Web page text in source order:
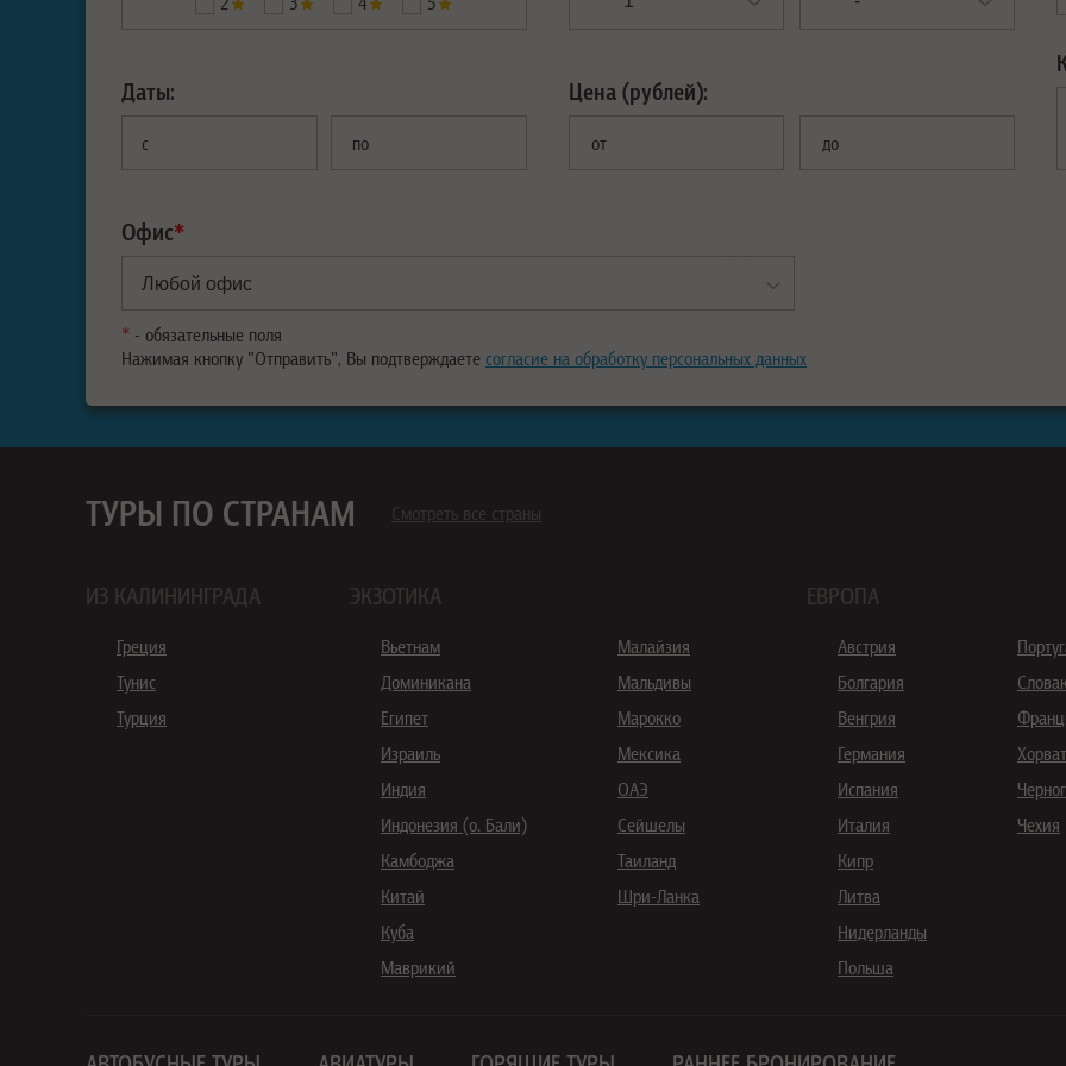
Даты:
с по
Цена (рублей):
от до
Офис*
* - обязательные поля
Нажимая кнопку "Отправить", Вы подтверждаете согласие на обработку персональных данных
ТУРЫ ПО СТРАНАМ Смотреть все страны
ИЗ КАЛИНИНГРАДА
Греция
Тунис
Турция
ЭКЗОТИКА
Вьетнам
Доминикана
Египет
Израиль
Индия
Индонезия (о. Бали)
Камбоджа
Китай
Куба
Маврикий
Малайзия
Мальдивы
Марокко
Мексика
ОАЭ
Сейшелы
Таиланд
Шри-Ланка
ЕВРОПА
Австрия
Болгария
Венгрия
Германия
Испания
Италия
Кипр
Литва
Нидерланды
Польша
Чехия